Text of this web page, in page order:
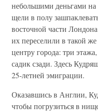
небольшими деньгами
щели в полу
восточной части
их переселили в такой
центру города: три
садик сзади. Здесь
25-летней эмиграции.
Оказавшись в Англии,
чтобы погрузиться в